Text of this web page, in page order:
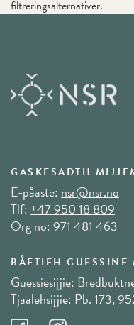
filtreringsalternativer.
GASKESADTH
E-påaste: nsr@nsr.no
Tlf:+47 950 18 809
Org no: 971 481 463
BÅETIEH GUESSINE
Guessiesijjie:
Tjaalehsijjie: Pb. 173,